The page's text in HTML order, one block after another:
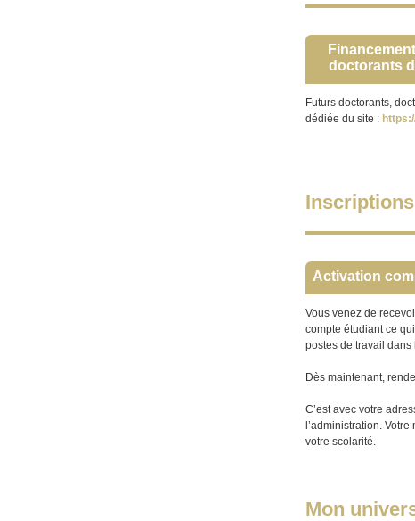
doctorants
Futurs doctorants,
dédiée du site :
Activation
Vous venez de
compte étudiant ce
postes de travail
Dès maintenant,
C’est avec votre
l’administration.
votre scolarité.
Mon